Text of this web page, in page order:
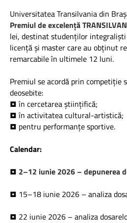
Universitatea Transilvania din
Premiul de excelență
lei, destinat studenților integraliști
licență și master care au obținut
remarcabile în ultimele 12 luni.
Premiul se acordă prin
deosebite:
• în cercetarea științifică;
• în activitatea cultural-artistică;
• pentru performanțe sportive.
Calendar:
• 2–12 iunie 2026 – depunerea
• 15–18 iunie 2026 – analiza
• 22 iunie 2026 – analiza